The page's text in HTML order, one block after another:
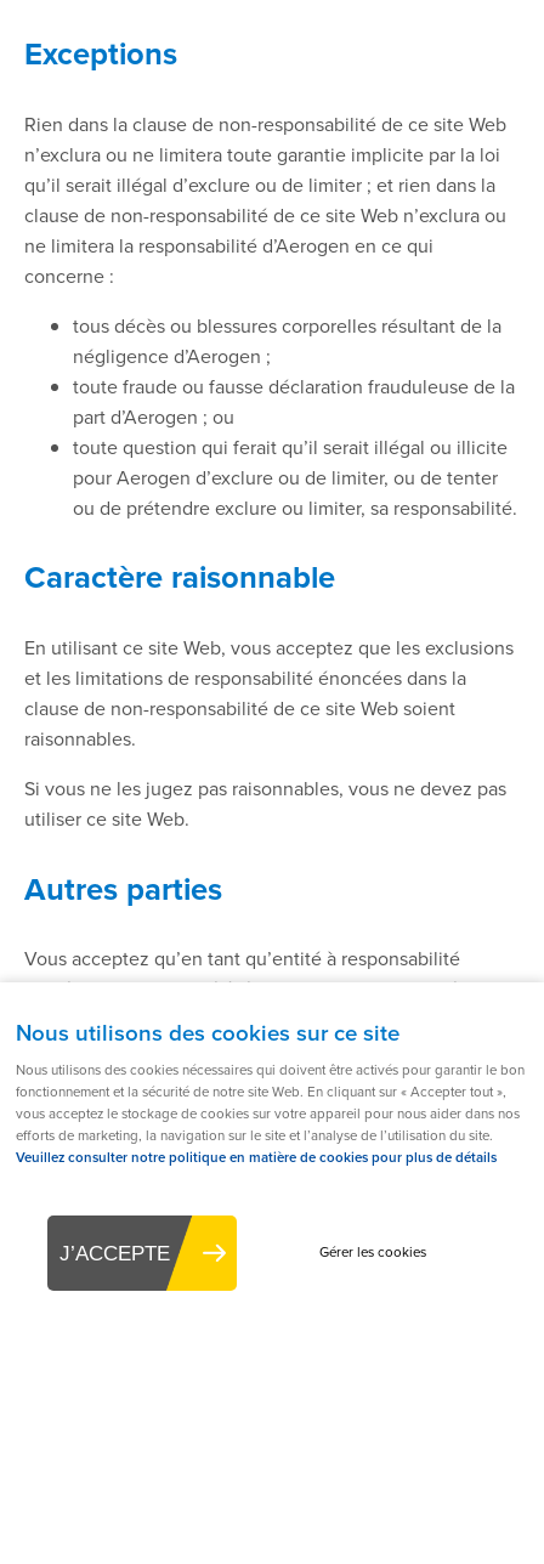
Exceptions
Rien dans la clause de non-responsabilité de ce site Web
n’exclura ou ne limitera toute garantie implicite par la loi
qu’il serait illégal d’exclure ou de limiter ; et rien dans la
clause de non-responsabilité de ce site Web n’exclura ou
ne limitera la responsabilité d’Aerogen en ce qui
concerne :
tous décès ou blessures corporelles résultant de la
négligence d’Aerogen ;
toute fraude ou fausse déclaration frauduleuse de la
part d’Aerogen ; ou
toute question qui ferait qu’il serait illégal ou illicite
pour Aerogen d’exclure ou de limiter, ou de tenter
ou de prétendre exclure ou limiter, sa responsabilité.
Caractère raisonnable
En utilisant ce site Web, vous acceptez que les exclusions
et les limitations de responsabilité énoncées dans la
clause de non-responsabilité de ce site Web soient
raisonnables.
Si vous ne les jugez pas raisonnables, vous ne devez pas
utiliser ce site Web.
Autres parties
Vous acceptez qu’en tant qu’entité à responsabilité
limitée, Aerogen a intérêt à limiter la responsabilité
personnelle de ses dirigeants et de ses employés. Vous
acceptez de ne pas déposer de plainte personnelle contre
les dirigeants ou les employés d’Aerogen en ce qui
concerne les pertes que vous subiriez en relation avec le
site Web.
que les limitations de garanties et de responsabilité
énoncées dans la clause de non-responsabilité de ce site
Web protègent les dirigeants, les employés, les agents, les
Nous utilisons des cookies sur ce site
Nous utilisons des cookies nécessaires qui doivent être activés pour garantir le bon
fonctionnement et la sécurité de notre site Web. En cliquant sur « Accepter tout »,
vous acceptez le stockage de cookies sur votre appareil pour nous aider dans nos
efforts de marketing, la navigation sur le site et l’analyse de l’utilisation du site.
Veuillez consulter notre politique en matière de cookies pour plus de détails
J’ACCEPTE Gérer les cookies